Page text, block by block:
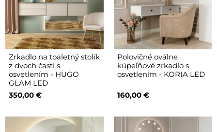
Zrkadlo na toaletný stolík
z dvoch častí s
osvetlením - HUGO
GLAM LED
350,00 €
Polovičné oválne
kúpeľňové zrkadlo s
osvetlením - KORIA LED
160,00 €